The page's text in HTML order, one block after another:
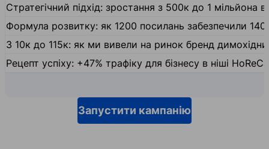
Стратегічний підхід: зростання з 500к до 1 мільйона
Формула розвитку: як 1200 посилань забезпечили
З 10к до 115к: як ми вивели на ринок бренд
Рецепт успіху: +47% трафіку для бізнесу в ніші HoReCa
Запустити кампанію